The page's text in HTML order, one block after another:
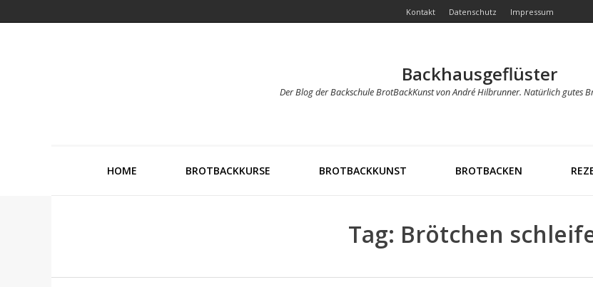
Kontakt Datenschutz Impressum
Backhausgeflüster
Der Blog der Backschule BrotBackKunst von André Hilbrunner. Natürlich gutes
HOME BROTBACKKURSE BROTBACKKUNST BROTBACKEN
Tag: Brötchen